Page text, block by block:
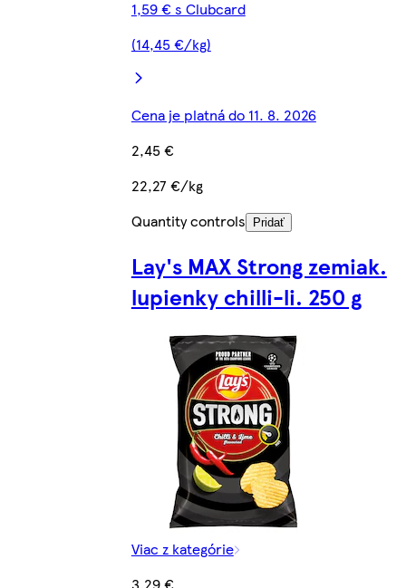
1,59 € s Clubcard
(14,45 €/kg)
Cena je platná do 11. 8. 2026
2,45 €
22,27 €/kg
Quantity controls
Pridať
Lay's MAX Strong zemiak.
lupienky chilli-li. 250 g
Viac z kategórie